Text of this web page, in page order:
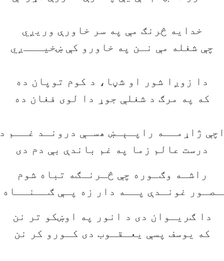
خدايه څرنګ مې په سر خاورې وريږي
چې شغله مې نـن په خاورو کې ښخيـــږي
دا زوږا شور او شڼا، د کوم توپان ده
که په مرګ د شغلې جوړ دا لوی فغان ده
ژاړمــه راپـېـښ ھسـې درونـد غــم
درست عالم زما په غم باندې بې دم دی
راشـه وګـوره چې څـرنـګه تباه شوم
غونـدې پــه دار زه پـې
دا ګريـوان دی د انور په اوښکو تر نن
که يوسف پسې يعـقـوب دی کـورو کر نن